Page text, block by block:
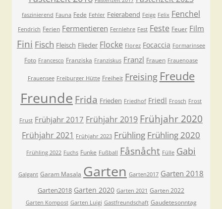
faszinierend Fauna Fede Fehler Feierabend Feige Felix Fenchel
Fendrich Ferien Fermentieren Fernlehre Fest Feste Feuer Film
Fini Fisch Fleisch Flieder Flocke Florez Focaccia Formarinsee
Foto Francesco Franziska Franziskus Franzl Frauen Frauenoase
Frauensee Freiburger Hütte Freiheit Freising Freude
Freunde Frida Frieden Friedhof Friedl Frosch Frost
Frust Frühjahr 2017 Frühjahr 2019 Frühjahr 2020
Frühjahr 2021 Frühjahr 2023 Frühling Frühling 2020
Frühling 2022 Fuchs Funke Fußball Fåsnåcht Fülle Gabi
Galgant Garam Masala Garten Garten2017 Garten 2018
Garten2018 Garten 2020 Garten 2021 Garten 2022
Garten Kompost Garten Luigi Gastfreundschaft Gaudetesonntag